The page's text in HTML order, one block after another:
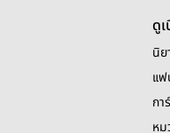
ดู
นิย
แ
กา
ห